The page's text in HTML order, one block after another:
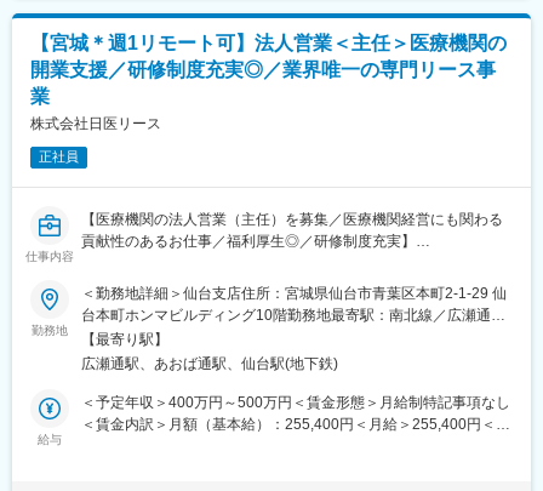
変更の範囲：会社の定める業務
メンテナンスを行います。
【業務詳細】
（2）メンテナンス契約の有無に関わらず全ての機械トラブルに対
する緊急対応
（3）新しい機械を導入する際の導入設置作業
機器状態報告書など）
・長期間の研修を用意しているため職種未経験＆技術的な知識が
全く無い方でも立ち上りが可能となっております。
・業界トップクラスのIoT製品や医療システムに触れる事が可能で
す。また、製品知識だけでなくメンテナンススキルも習得可能な
ため市場価値向上が可能です。
・正社員登用は前提の採用です。就業態度に問題がなければ原則
登用となり、業界トップクラスシェアを誇る優良企業の正社員と
して安定就業が可能です。（登用率98%、試験ノルマなし）
【宮城＊週1リモート可】法人営業＜主任＞医療機関の
開業支援／研修制度充実◎／業界唯一の専門リース事
業
株式会社日医リース
正社員
仕事内容
【医療機関の法人営業（主任）を募集／医療機関経営にも関わる
貢献性のあるお仕事／福利厚生◎／研修制度充実】
【はじめに】
今回は部署の増員を目的に、法人営業担当を募集します。医療機
関や開業をお考えの医師などに対して、リース商品の提案をメイ
ンでお任せします。
【当社のリースについて】
医療機器を中心に必需品を4～5年の期間でリース契約（貸出）を
勤務地
＜勤務地詳細＞仙台支店住所：宮城県仙台市青葉区本町2-1-29 仙
台本町ホンマビルディング10階勤務地最寄駅：南北線／広瀬通駅
受動喫煙対策：屋内全面禁煙
【最寄り駅】
広瀬通駅、あおば通駅、仙台駅(地下鉄)
給与
＜予定年収＞400万円～500万円＜賃金形態＞月給制特記事項なし
＜賃金内訳＞月額（基本給）：255,400円＜月給＞255,400円＜昇